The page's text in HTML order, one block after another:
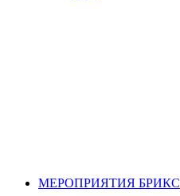
МЕРОПРИЯТИЯ БРИКС